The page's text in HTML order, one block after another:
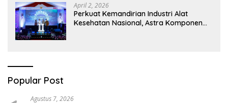
April 2, 2026
Perkuat Kemandirian Industri Alat
Kesehatan Nasional, Astra Komponen
Popular Post
Agustus 7, 2026